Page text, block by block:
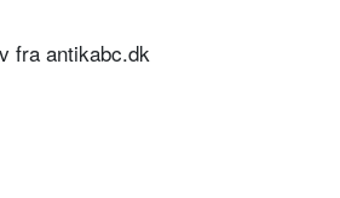
fra antikabc.dk